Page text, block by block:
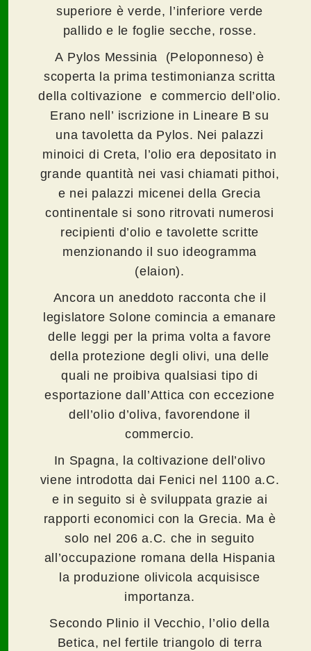
superiore è verde, l’inferiore verde
pallido e le foglie secche, rosse.
A Pylos Messinia (Peloponneso) è
scoperta la prima testimonianza scritta
della coltivazione e commercio dell’olio.
Erano nell’ iscrizione in Lineare B su
una tavoletta da Pylos. Nei palazzi
minoici di Creta, l’olio era depositato in
grande quantità nei vasi chiamati pithoi,
e nei palazzi micenei della Grecia
continentale si sono ritrovati numerosi
recipienti d’olio e tavolette scritte
menzionando il suo ideogramma
(elaion).
Ancora un aneddoto racconta che il
legislatore Solone comincia a emanare
delle leggi per la prima volta a favore
della protezione degli olivi, una delle
quali ne proibiva qualsiasi tipo di
esportazione dall’Attica con eccezione
dell’olio d’oliva, favorendone il
commercio.
In Spagna, la coltivazione dell’olivo
viene introdotta dai Fenici nel 1100 a.C.
e in seguito si è sviluppata grazie ai
rapporti economici con la Grecia. Ma è
solo nel 206 a.C. che in seguito
all’occupazione romana della Hispania
la produzione olivicola acquisisce
importanza.
Secondo Plinio il Vecchio, l’olio della
Betica, nel fertile triangolo di terra